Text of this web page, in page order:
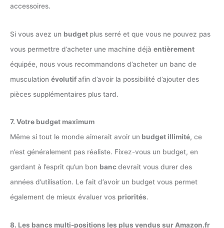
accessoires.
Si vous avez un budget plus serré et que vous ne pouvez pas
vous permettre d’acheter une machine déjà entièrement
équipée, nous vous recommandons d’acheter un banc de
musculation évolutifafin d’avoir la possibilité d’ajouter des
pièces supplémentaires plus tard.
7. Votre budget maximum
Même si tout le monde aimerait avoir un budget illimité, ce
n’est généralement pas réaliste. Fixez-vous un budget, en
gardant à l’esprit qu’un bon bancdevrait vous durer des
années d’utilisation. Le fait d’avoir un budget vous permet
également de mieux évaluer vos priorités.
8. Les bancs multi-positions les plus vendus sur Amazon.fr